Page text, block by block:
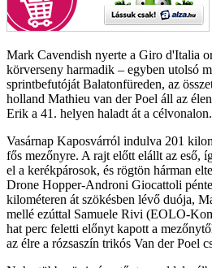
Mark Cavendish nyerte a Giro d'Italia
körverseny harmadik – egyben utolsó
sprintbefutóját Balatonfüreden, az
holland Mathieu van der Poel áll az
Erik a 41. helyen haladt át a célvonalon.
Vasárnap Kaposvárról indulva 201
fős mezőnyre. A rajt előtt elállt az eső,
el a kerékpárosok, és rögtön hárman
Drone Hopper-Androni Giocattoli
kilométeren át szökésben lévő duója,
mellé ezúttal Samuele Rivi (EOLO-
hat perc feletti előnyt kapott a
az élre a rózsaszín trikós Van der Poel